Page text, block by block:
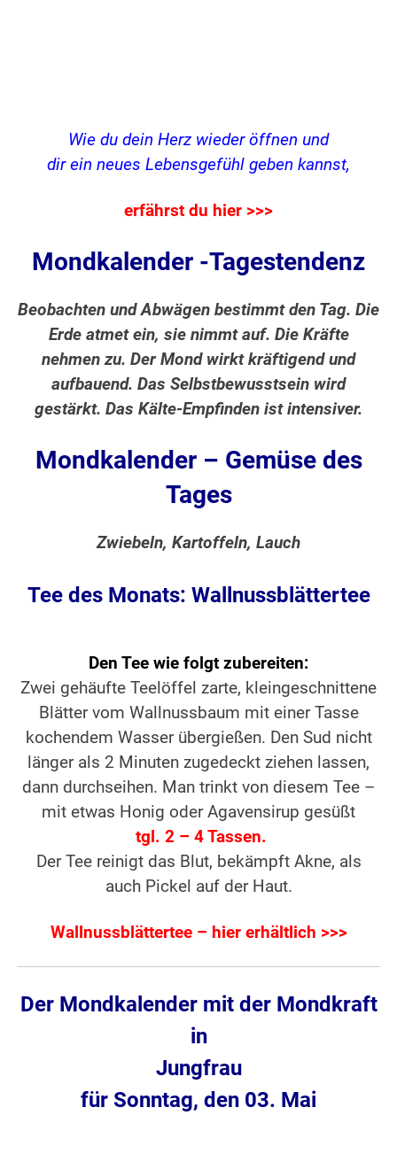
Wie du dein Herz wieder öffnen und
dir ein neues Lebensgefühl geben kannst,
erfährst du hier >>>
Mondkalender -Tagestendenz
Beobachten und Abwägen bestimmt den Tag. Die
Erde atmet ein, sie nimmt auf. Die Kräfte
nehmen zu. Der Mond wirkt kräftigend und
aufbauend. Das Selbstbewusstsein wird
gestärkt. Das Kälte-Empfinden ist intensiver.
Mondkalender – Gemüse des
Tages
Zwiebeln, Kartoffeln, Lauch
Tee des Monats: Wallnussblättertee
Den Tee wie folgt zubereiten:
Zwei gehäufte Teelöffel zarte, kleingeschnittene
Blätter vom Wallnussbaum mit einer Tasse
kochendem Wasser übergießen. Den Sud nicht
länger als 2 Minuten zugedeckt ziehen lassen,
dann durchseihen. Man trinkt von diesem Tee –
mit etwas Honig oder Agavensirup gesüßt
tgl. 2 – 4 Tassen.
Der Tee reinigt das Blut, bekämpft Akne, als
auch Pickel auf der Haut.
Wallnussblättertee – hier erhältlich >>>
Der Mondkalender mit der Mondkraft
in
Jungfrau
für Sonntag, den 03. Mai